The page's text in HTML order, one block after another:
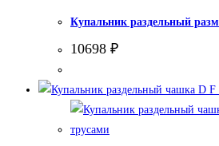
Купальник раздельный
10698 ₽